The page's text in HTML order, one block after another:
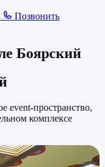
Позвонить
Боярский
event-пространство,
комплексе